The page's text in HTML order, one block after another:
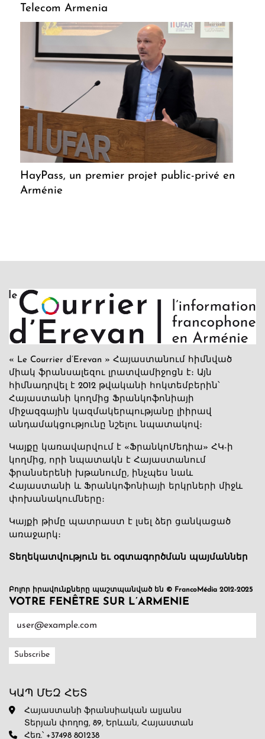
Telecom Armenia
HayPass, un premier projet public-privé en
Arménie
« Le Courrier d’Erevan » Հայաստանում հիմնված
միակ ֆրանսալեզու լրատվամիջոցն է։ Այն
հիմնադրվել է 2012 թվականի հոկտեմբերին՝
Հայաստանի կողմից Ֆրանկոֆոնիայի
միջազգային կազմակերպությանը լիիրավ
անդամակցությունը նշելու նպատակով։
Կայքը կառավարվում է «ՖրանկոՄեդիա» ՀԿ-ի
կողմից, որի նպատակն է Հայաստանում
ֆրանսերենի խթանումը, ինչպես նաև
Հայաստանի և Ֆրանկոֆոնիայի երկրների միջև
փոխանակումները։
Կայքի թիմը պատրաստ է լսել ձեր ցանկացած
առաջարկ։
Տեղեկատվություն եւ օգտագործման պայմաններ
Բոլոր իրավունքները պաշտպանված են © FrancoMédia 2012-2025
VOTRE FENÊTRE SUR L’ARMENIE
ԿԱՊ ՄԵԶ ՀԵՏ
Հայաստանի ֆրանսիական ալյանս
Տերյան փողոց, 89, Երևան, Հայաստան
Հեռ.՝ +37498 801238